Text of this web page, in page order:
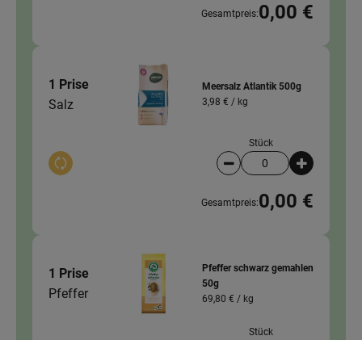
Gesamtpreis:0,00 €
1 Prise
Salz
Auswahl ändern
Meersalz Atlantik 500g
3,98 € / kg
Stück
Artikelanzahl
Gesamtpreis:0,00 €
1 Prise
Pfeffer
Pfeffer schwarz gemahlen
50g
69,80 € / kg
Stück